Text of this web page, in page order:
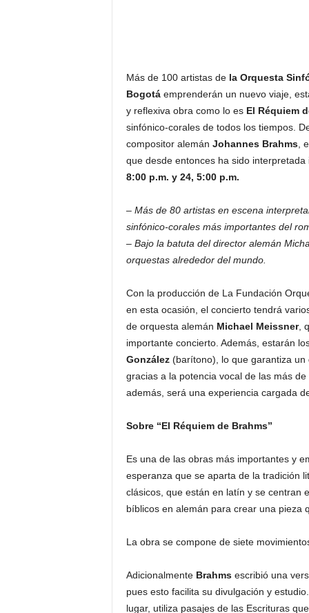
Más de 100 artistas de la Orquesta
Bogotáemprenderán un nuevo viaje,
y reflexiva obra como lo es El Réquiem
sinfónico-corales de todos los tiempos.
compositor alemán Johannes Brahms,
que desde entonces ha sido
8:00 p.m. y 24, 5:00 p.m.
–Más de 80 artistas en escena
sinfónico-corales más importantes del
– Bajo la batuta del director alemán
orquestas alrededor del mundo.
Con la producción de La Fundación
en esta ocasión, el concierto tendrá
de orquesta alemán Michael Meissner,
importante concierto. Además, estarán
González (barítono), lo que garantiza
gracias a la potencia vocal de las más
además, será una experiencia cargada
Sobre “El Réquiem de Brahms”
Es una de las obras más importantes y
esperanza que se aparta de la tradición
clásicos, que están en latín y se centran
bíblicos en alemán para crear una pieza
La obra se compone de siete
Adicionalmente Brahmsescribió una
pues esto facilita su divulgación y
lugar, utiliza pasajes de las Escrituras